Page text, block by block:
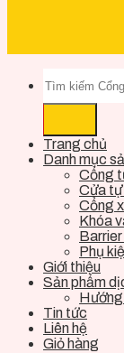
Trang chủ
Danh mục
Cổng
Cửa tự
Cổng
Khóa
Phụ
Giới thiệu
Sản phẩm
Tin tức
Liên hệ
Giỏ hàng